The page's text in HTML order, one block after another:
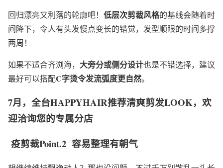
回归漂亮又利落的轮廓吧！ 低层次剪裁风格的基线会随着时
间降下，令人有头发慢点变长的错觉，发型顺眼的时间多撑
两周！
如果不适合齐浏海， 大旁分或侧分设计也是不错选择，建议
最好可以搭配C字烫令发流弧度更自然。
7月，全台HAPPYHAIR推荐清爽剪发LOOK，欢
迎洽询您的专属分店
疫剪裁Point.2 容易整理有朝气